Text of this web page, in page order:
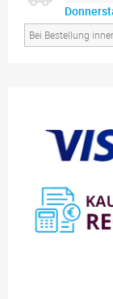
Bei Bestellung